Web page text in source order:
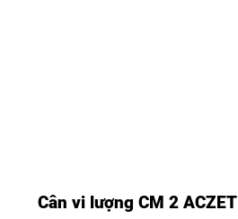
Cân vi lượng CM 2 ACZET